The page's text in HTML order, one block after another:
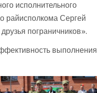
исполнительного
райисполкома Сергей
пограничников».
выполнения